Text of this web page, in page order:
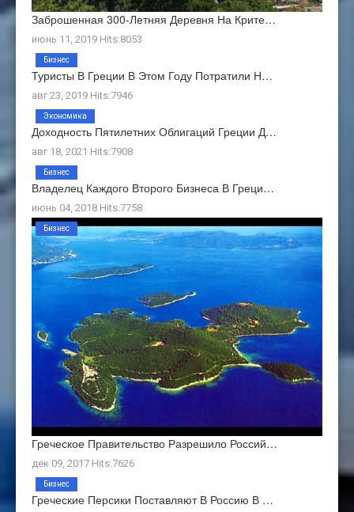
Заброшенная 300-Летняя Деревня На Крите…
июнь 11, 2019 Hits:8053
Туристы В Греции В Этом Году Потратили Н…
авг 23, 2019 Hits:7946
Бизнес
Доходность Пятилетних Облигаций Греции Д…
авг 18, 2021 Hits:7908
Экономика
Владелец Каждого Второго Бизнеса В Греци…
июнь 04, 2018 Hits:7758
Бизнес
Греческое Правительство Разрешило Россий…
дек 09, 2017 Hits:7626
Бизнес
Греческие Персики Поставляют В Россию В …
Бизнес